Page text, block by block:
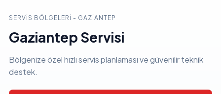
SERVIS BÖLGELERI - GAZIANTEP
Gaziantep Servisi
Bölgenize özel hızlı servis planlaması ve güvenilir teknik
destek.